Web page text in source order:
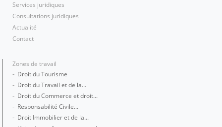
Services juridiques
Consultations juridiques
Actualité
Contact
Zones de travail
Droit du Tourisme
Droit du Travail et de la...
Droit du Commerce et droit...
Responsabilité Civile...
Droit Immobilier et de la...